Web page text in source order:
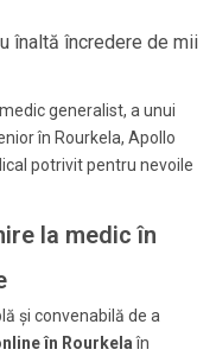
înaltă încredere de mii
generalist, a unui
în Rourkela, Apollo
potrivit pentru nevoile
la medic în
și convenabilă de a
în Rourkelaîn